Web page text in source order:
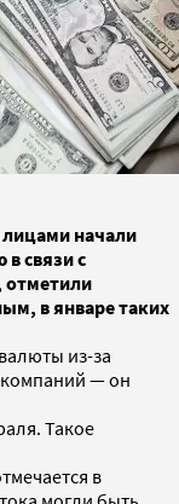
лицами начали
связи с
отметили
в январе таких
из-за
компаний — он
Такое
в